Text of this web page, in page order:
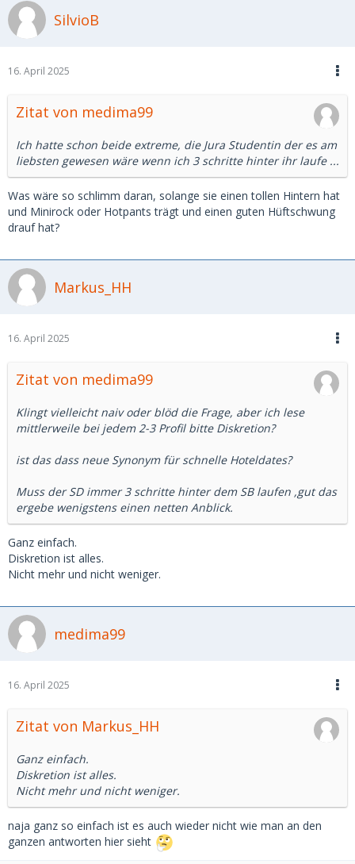
SilvioB
16. April 2025
Zitat von medima99
Ich hatte schon beide extreme, die Jura Studentin der es am
liebsten gewesen wäre wenn ich 3 schritte hinter ihr laufe ...
Was wäre so schlimm daran, solange sie einen tollen Hintern hat
und Minirock oder Hotpants trägt und einen guten Hüftschwung
drauf hat?
Markus_HH
16. April 2025
Zitat von medima99
Klingt vielleicht naiv oder blöd die Frage, aber ich lese
mittlerweile bei jedem 2-3 Profil bitte Diskretion?
ist das dass neue Synonym für schnelle Hoteldates?
Muss der SD immer 3 schritte hinter dem SB laufen ,gut das
ergebe wenigstens einen netten Anblick.
Ganz einfach.
Diskretion ist alles.
Nicht mehr und nicht weniger.
medima99
16. April 2025
Zitat von Markus_HH
Ganz einfach.
Diskretion ist alles.
Nicht mehr und nicht weniger.
naja ganz so einfach ist es auch wieder nicht wie man an den
ganzen antworten hier sieht